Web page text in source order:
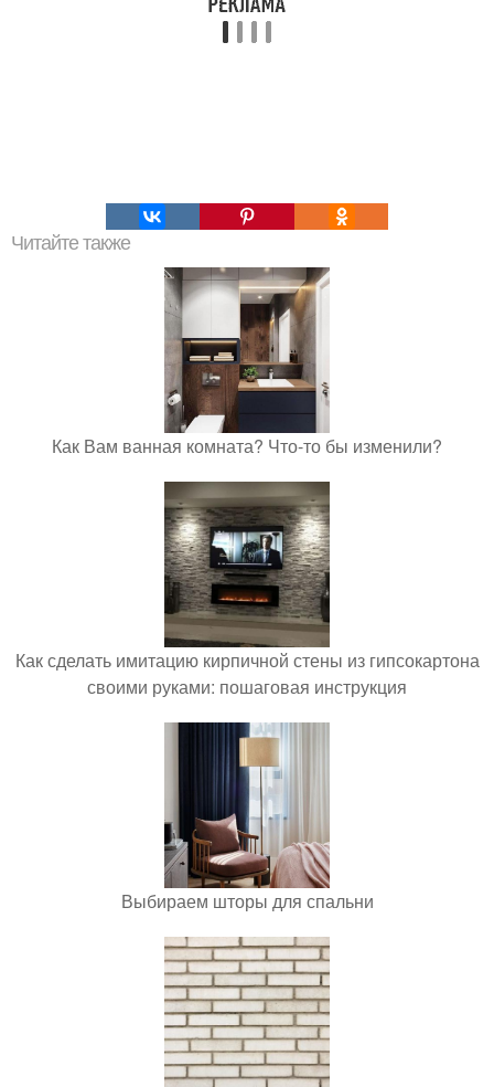
Читайте также
Как Вам ванная комната? Что-то бы изменили?
Как сделать имитацию кирпичной стены из гипсокартона
своими руками: пошаговая инструкция
Выбираем шторы для спальни